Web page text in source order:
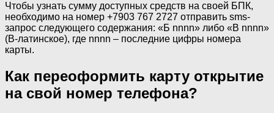
Чтобы узнать сумму доступных средств на своей БПК,
необходимо на номер +7903 767 2727 отправить sms-
запрос следующего содержания: «Б nnnn» либо «B nnnn»
(B-латинское), где nnnn – последние цифры номера
карты.
Как переоформить карту открытие
на свой номер телефона?